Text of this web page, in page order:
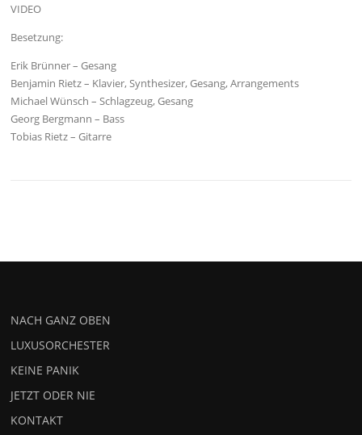
VIDEO
Besetzung:
Erik Brünner – Gesang
Benjamin Rietz – Klavier, Synthesizer, Gesang, Arrangements
Michael Wünsch – Schlagzeug, Gesang
Georg Bergmann – Bass
Tobias Rietz – Gitarre
NACH GANZ OBEN
LUXUSORCHESTER
KEINE PANIK
JETZT ODER NIE
KONTAKT